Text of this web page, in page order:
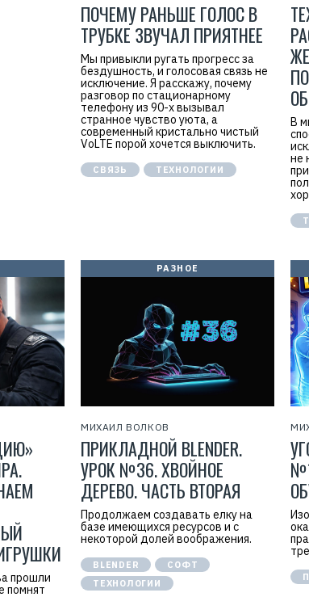
ПОЧЕМУ РАНЬШЕ ГОЛОС В
ТРУБКЕ ЗВУЧАЛ ПРИЯТНЕЕ
Мы привыкли ругать прогресс за
бездушность, и голосовая связь не
исключение. Я расскажу, почему
разговор по стационарному
телефону из 90-х вызывал
странное чувство уюта, а
современный кристально чистый
VoLTE порой хочется выключить.
СВЯЗЬ ТЕХНОЛОГИИ
В
не
прошли
помнят
РАЗНОЕ
МИХАИЛ ВОЛКОВ
ПРИКЛАДНОЙ BLENDER.
УРОК №36. ХВОЙНОЕ
ДЕРЕВО. ЧАСТЬ ВТОРАЯ
Продолжаем создавать елку на
базе имеющихся ресурсов и с
некоторой долей воображения.
BLENDER
СОФТ
ТЕХНОЛОГИИ